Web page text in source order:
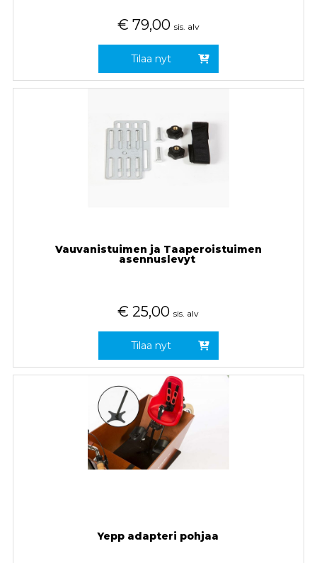
€ 79,00 sis. alv
Tilaa nyt
Vauvanistuimen ja Taaperoistuimen
asennuslevyt
€ 25,00 sis. alv
Tilaa nyt
Yepp adapteri pohjaa